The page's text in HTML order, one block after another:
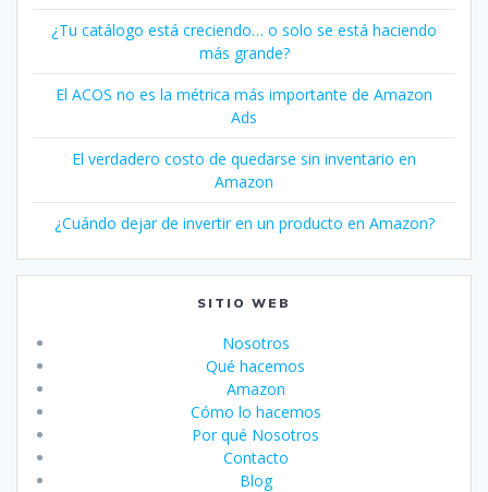
¿Tu catálogo está creciendo… o solo se está haciendo
más grande?
El ACOS no es la métrica más importante de Amazon
Ads
El verdadero costo de quedarse sin inventario en
Amazon
¿Cuándo dejar de invertir en un producto en Amazon?
SITIO WEB
Nosotros
Qué hacemos
Amazon
Cómo lo hacemos
Por qué Nosotros
Contacto
Blog